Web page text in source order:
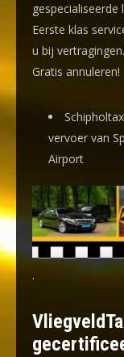
gespecialiseerde
Eerste klas
u bij
Gratis annuleren!
vervoer van
Airport
.